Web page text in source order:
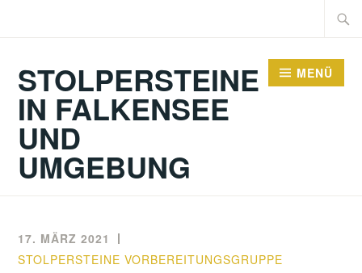
Suche
STOLPERSTEINE
IN FALKENSEE
UND
UMGEBUNG
MENÜ
17. MÄRZ 2021
STOLPERSTEINE VORBEREITUNGSGRUPPE